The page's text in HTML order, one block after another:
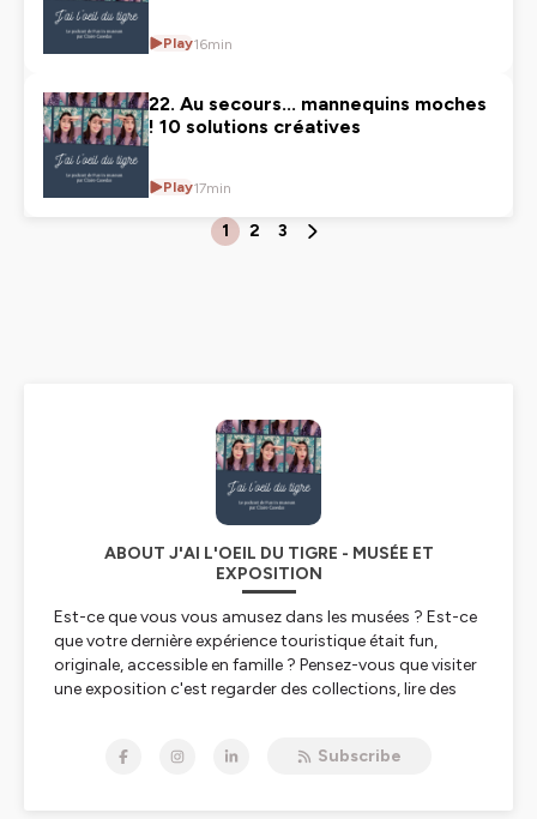
Play16min
22. Au secours... mannequins moches
! 10 solutions créatives
Play17min
1 2 3
ABOUT J'AI L'OEIL DU TIGRE - MUSÉE ET
EXPOSITION
Est-ce que vous vous amusez dans les musées ? Est-ce
que votre dernière expérience touristique était fun,
originale, accessible en famille ? Pensez-vous que visiter
une exposition c'est regarder des collections, lire des
Subscribe